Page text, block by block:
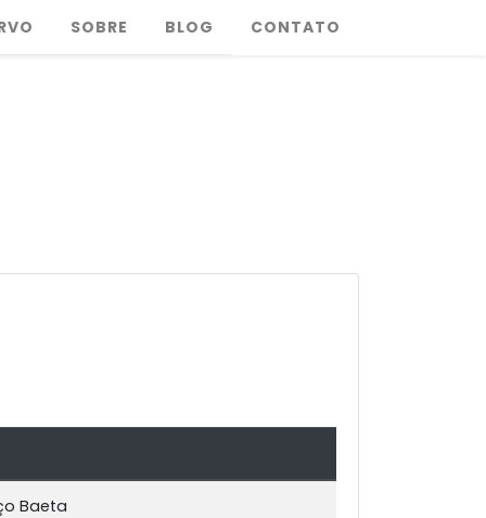
SOBRE BLOG CONTATO
Baeta